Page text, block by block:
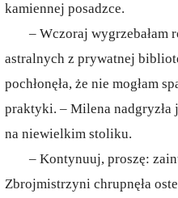
kamiennej posadzce.
– Wczoraj wygrzebałam
astralnych z prywatnej
pochłonęła, że nie mogłam
praktyki. – Milena nadgryzła
na niewielkim stoliku.
– Kontynuuj, proszę:
Zbrojmistrzyni chrupnęła